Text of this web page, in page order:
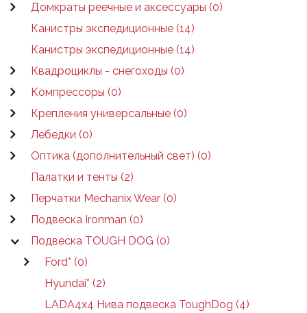
Домкраты реечные и аксессуары (0)
Канистры экспедиционные (14)
Канистры экспедиционные (14)
Квадроциклы - снегоходы (0)
Компрессоры (0)
Крепления универсальные (0)
Лебедки (0)
Оптика (дополнительный свет) (0)
Палатки и тенты (2)
Перчатки Mechanix Wear (0)
Подвеска Ironman (0)
Подвеска TOUGH DOG (0)
Ford* (0)
Hyundai* (2)
LADA4x4 Нива подвеска ToughDog (4)